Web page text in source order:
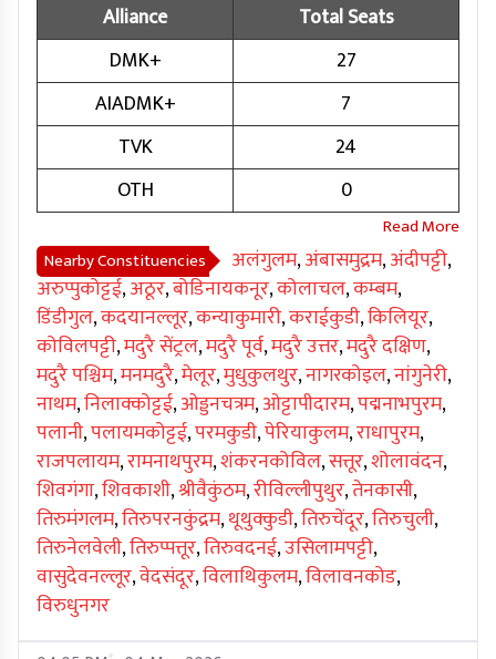
Alliance
Total Seats
DMK+
27
AIADMK+
7
TVK
24
OTH
0
Nearby Constituencies अलंगुलम,अंबासमुद्रम,अंदीपट्टी,
अरुप्पुकोट्टई,अठूर,बोडिनायकनूर,कोलाचल,कम्बम,
डिंडीगुल,कदयानल्लूर,कन्याकुमारी,कराईकुडी,किलियूर,
कोविलपट्टी,मदुरै सेंट्रल,मदुरै पूर्व,मदुरै उत्तर,मदुरै दक्षिण,
मदुरै पश्चिम,मनमदुरै,मेलूर,मुधुकुलथुर,नागरकोइल,नांगुनेरी,
नाथम,निलाक्कोट्टई,ओड्डनचत्रम,ओट्टापीदारम,पद्मनाभपुरम,
पलानी,पलायमकोट्टई,परमकुडी,पेरियाकुलम,राधापुरम,
राजपलायम,रामनाथपुरम,शंकरनकोविल,सत्तूर,शोलावंदन,
शिवगंगा,शिवकाशी,श्रीवैकुंठम,रीविल्लीपुथुर,तेनकासी,
तिरुमंगलम,तिरुपरनकुंद्रम,थूथुक्कुडी,तिरुचेंदूर,तिरुचुली,
तिरुनेलवेली,तिरुप्पत्तूर,तिरुवदनई,उसिलामपट्टी,
वासुदेवनल्लूर,वेदसंदूर,विलाथिकुलम,विलावनकोड,
विरुधुनगर